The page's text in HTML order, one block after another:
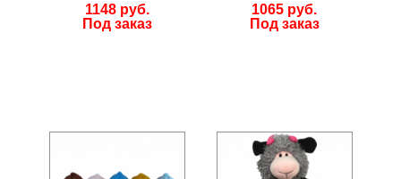
1148 руб.
Под заказ
1065 руб.
Под заказ